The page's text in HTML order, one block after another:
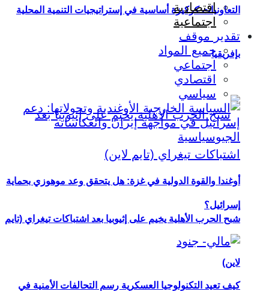
التعاونيات كركيزة أساسية في إستراتيجيات التنمية المحلية
بإفريقيا
شبح الحرب الأهلية يخيم على إثيوبيا بعد اشتباكات تيغراي (تايم
لاين)
اقتصادية
اجتماعية
تقدير موقف
جميع المواد
اجتماعي
اقتصادي
سياسي
أوغندا والقوة الدولية في غزة: هل يتحقق وعد موهوزي بحماية
إسرائيل؟
كيف تعيد التكنولوجيا العسكرية رسم التحالفات الأمنية في